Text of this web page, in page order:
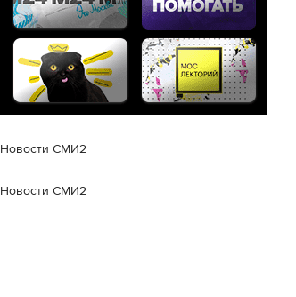
Новости СМИ2
Новости СМИ2